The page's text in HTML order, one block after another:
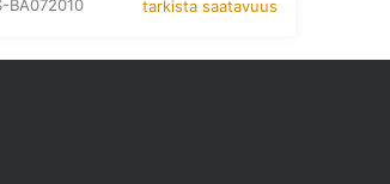
BA072010 tarkista saatavuus